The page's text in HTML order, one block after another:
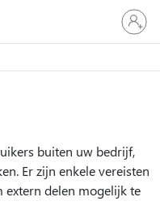
Meld
je
aan
je
buiten uw bedrijf,
Er zijn enkele vereisten
extern delen mogelijk te